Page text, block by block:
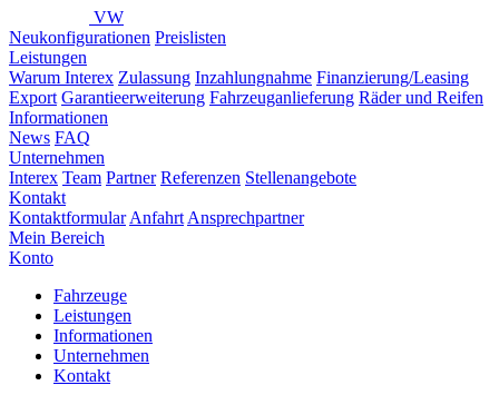
VW
Neukonfigurationen Preislisten
Leistungen
Warum Interex Zulassung Inzahlungnahme Finanzierung/Leasing
Export Garantieerweiterung Fahrzeuganlieferung Räder und Reifen
Informationen
News FAQ
Unternehmen
Interex Team Partner Referenzen Stellenangebote
Kontakt
Kontaktformular Anfahrt Ansprechpartner
Mein Bereich
Konto
Fahrzeuge
Leistungen
Informationen
Unternehmen
Kontakt